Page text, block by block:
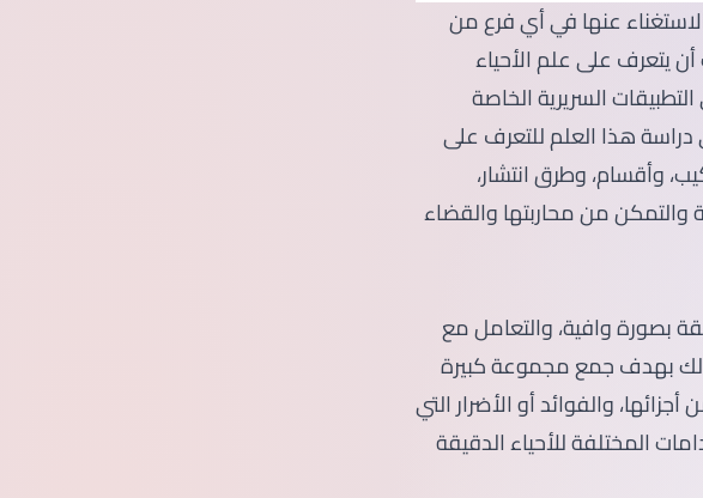
عنها في أي فرع من
يتعرف على علم الأحياء
السريرية الخاصة
هذا العلم للتعرف على
وأقسام، وطرق انتشار،
والتمكن من محاربتها والقضاء
بصورة وافية، والتعامل مع
وذلك بهدف جمع مجموعة كبيرة
والفوائد أو الأضرار التي
المختلفة للأحياء الدقيقة